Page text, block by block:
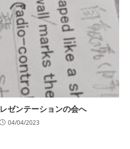
ンテーションの会へ
04/04/2023